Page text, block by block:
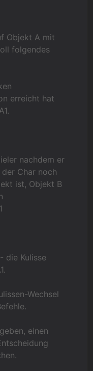
Objekt A mit
folgendes
erreicht hat
nachdem er
Char noch
ist, Objekt B
die Kulisse
Wechsel
einen